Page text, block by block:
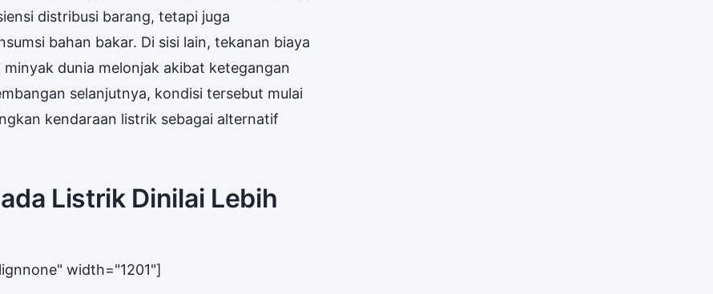
distribusi barang, tetapi juga
bahan bakar. Di sisi lain, tekanan biaya
dunia melonjak akibat ketegangan
selanjutnya, kondisi tersebut mulai
kendaraan listrik sebagai alternatif
Listrik Dinilai Lebih
width="1201"]